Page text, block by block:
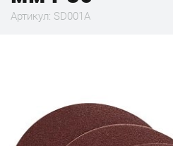
Артикул: SD001A